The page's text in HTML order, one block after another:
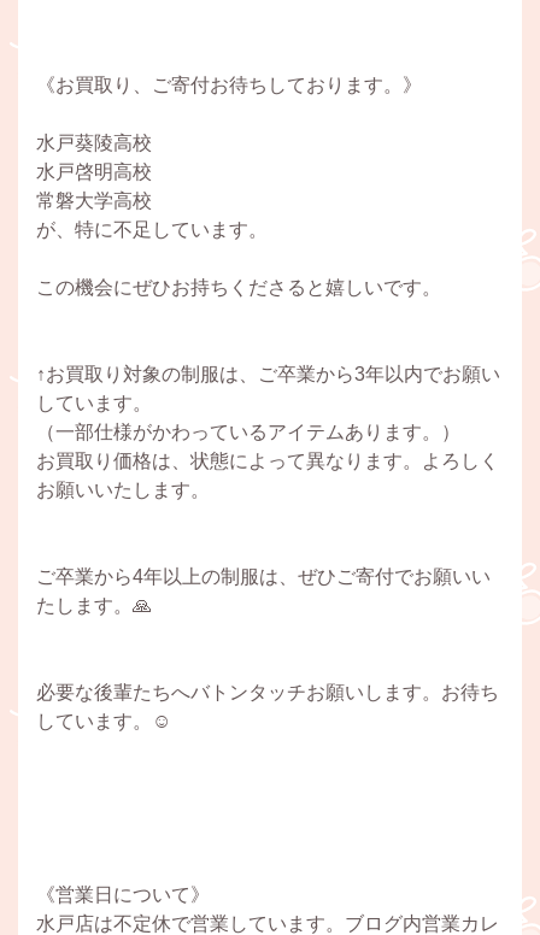
《お買取り、ご寄付お待ちしております。》
水戸葵陵高校
水戸啓明高校
常磐大学高校
が、特に不足しています。
この機会にぜひお持ちくださると嬉しいです。
↑お買取り対象の制服は、ご卒業から3年以内でお願い
しています。
（一部仕様がかわっているアイテムあります。）
お買取り価格は、状態によって異なります。よろしく
お願いいたします。
ご卒業から4年以上の制服は、ぜひご寄付でお願いい
たします。🙏
必要な後輩たちへバトンタッチお願いします。お待ち
しています。☺️
《営業日について》
水戸店は不定休で営業しています。ブログ内営業カレ